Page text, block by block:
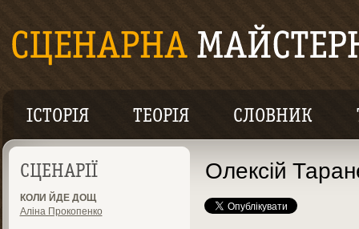
ІСТОРІЯ ТЕОРІЯ СЛОВНИК
СЦЕНАРІЇ
КОЛИ ЙДЕ ДОЩ
Аліна Прокопенко
Олексій